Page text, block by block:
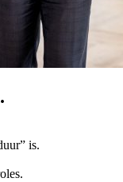
is.